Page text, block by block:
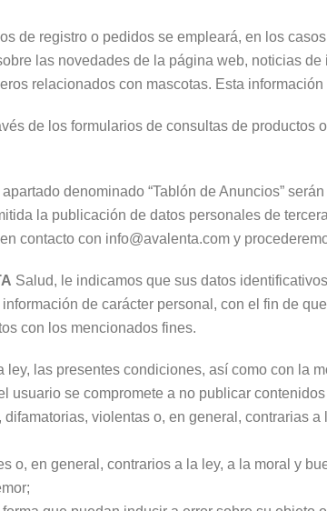
de registro o pedidos se empleará, en los
las novedades de la página web, noticias
relacionados con mascotas. Esta
de los formularios de consultas de
denominado “Tablón de Anuncios”
la publicación de datos personales de
contacto con info@avalenta.com y
Salud, le indicamos que sus datos
de carácter personal, con el fin de
con los mencionados fines.
las presentes condiciones, así como con la
usuario se compromete a no publicar contenidos
violentas o, en general, contrarias
o, en general, contrarios a la ley, a la moral y